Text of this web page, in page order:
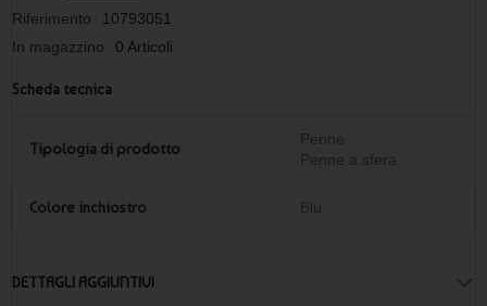
Riferimento
10793051
In magazzino
0 Articoli
Scheda tecnica
Tipologia di prodotto
Penne
Penne a sfera
Colore inchiostro Blu
DETTAGLI AGGIUNTIVI